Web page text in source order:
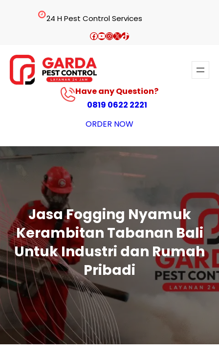
24 H Pest Control Services
Facebook
YouTube
Instagram
X TikTok
Have any Question?
0819 0622 2221
ORDER NOW
Jasa Fogging Nyamuk
Kerambitan Tabanan Bali
Untuk Industri dan Rumah
Pribadi